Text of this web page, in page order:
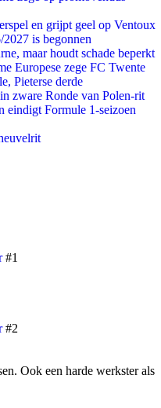
en grijpt geel op Ventoux
is begonnen
maar houdt schade beperkt
Europese zege FC Twente
Pieterse derde
zware Ronde van Polen-rit
eindigt Formule 1-seizoen
#1
#2
Ook een harde werkster als